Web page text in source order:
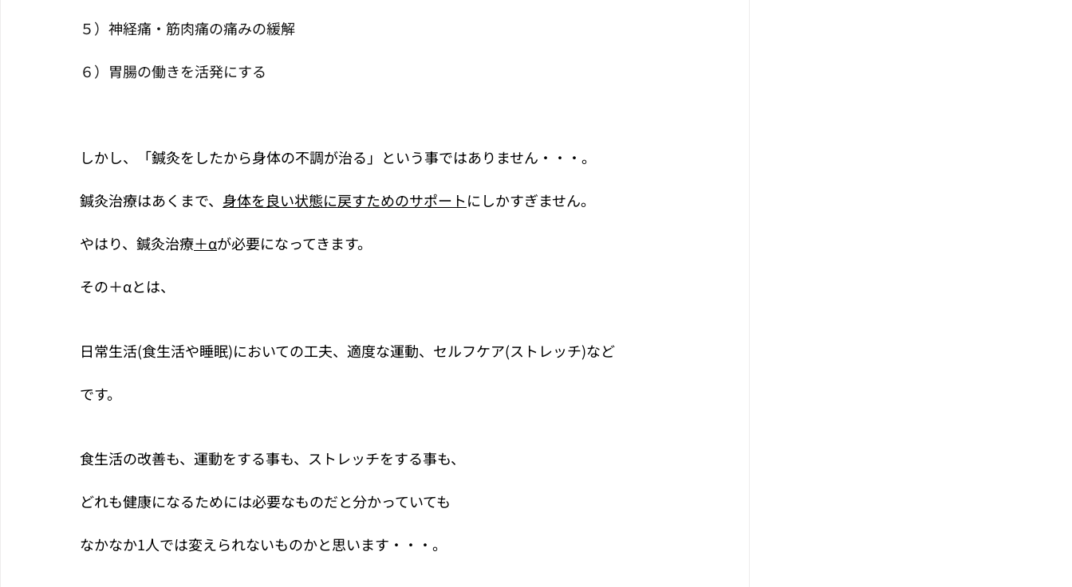
５）神経痛・筋肉痛の痛みの緩解
６）胃腸の働きを活発にする
しかし、「鍼灸をしたから身体の不調が治る」という事ではありません・・・。
鍼灸治療はあくまで、 身体を良い状態に戻すためのサポートにしかすぎません。
やはり、鍼灸治療＋αが必要になってきます。
その＋αとは、
日常生活(食生活や睡眠)においての工夫、適度な運動、セルフケア(ストレッチ)など
です。
食生活の改善も、運動をする事も、ストレッチをする事も、
どれも健康になるためには必要なものだと分かっていても
なかなか1人では変えられないものかと思います・・・。